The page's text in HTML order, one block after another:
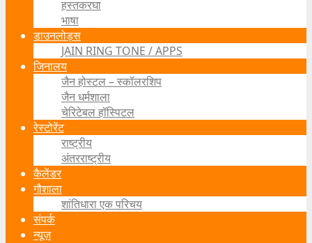
हस्तकरघा
भाषा
डाउनलोड्स
JAIN RING TONE / APPS
जिनालय
जैन होस्टल – स्कॉलरशिप
जैन धर्मशाला
चेरिटेबल हॉस्पिटल
रेस्टोरेंट
राष्ट्रीय
अंतरराष्ट्रीय
कैलेंडर
गौशाला
शांतिधारा एक परिचय
संपर्क
न्यूज़